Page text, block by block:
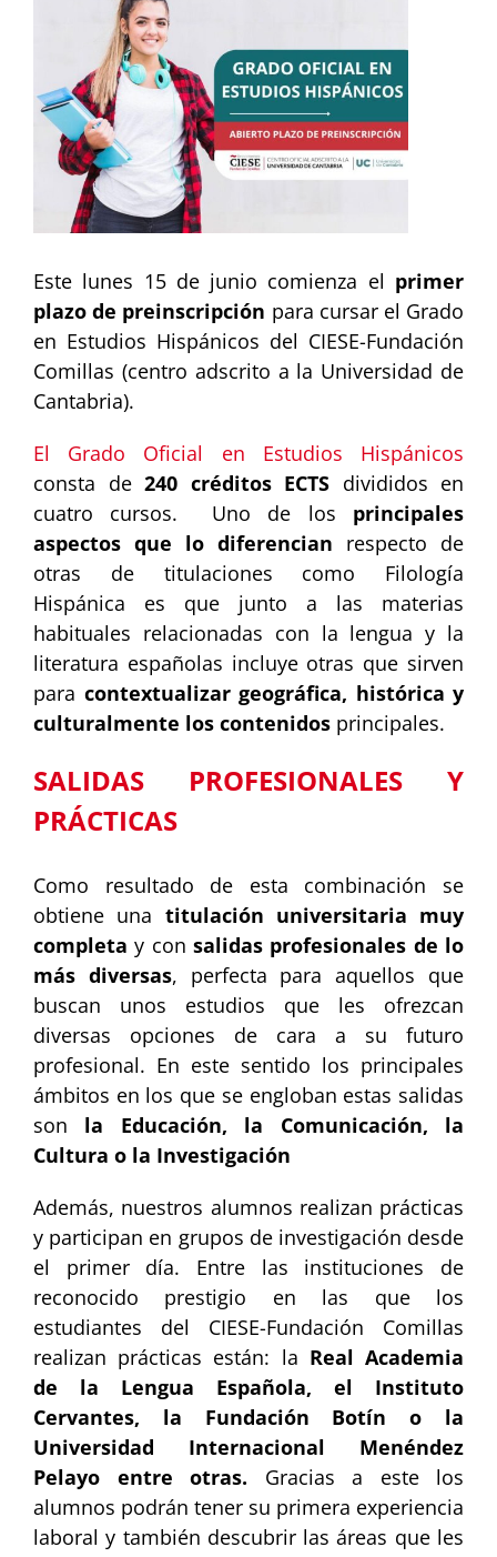
Este lunes 15 de junio comienza el primer
plazo de preinscripción para cursar el Grado
en Estudios Hispánicos del CIESE-Fundación
Comillas (centro adscrito a la Universidad de
Cantabria).
El Grado Oficial en Estudios Hispánicos
consta de 240 créditos ECTS divididos en
cuatro cursos. Uno de los principales
aspectos que lo diferencian respecto de
otras de titulaciones como Filología
Hispánica es que junto a las materias
habituales relacionadas con la lengua y la
literatura españolas incluye otras que sirven
para contextualizar geográfica, histórica y
culturalmente los contenidos principales.
SALIDAS PROFESIONALES Y
PRÁCTICAS
Como resultado de esta combinación se
obtiene una titulación universitaria muy
completa y con salidas profesionales de lo
más diversas, perfecta para aquellos que
buscan unos estudios que les ofrezcan
diversas opciones de cara a su futuro
profesional. En este sentido los principales
ámbitos en los que se engloban estas salidas
son la Educación, la Comunicación, la
Cultura o la Investigación
Además, nuestros alumnos realizan prácticas
y participan en grupos de investigación desde
el primer día. Entre las instituciones de
reconocido prestigio en las que los
estudiantes del CIESE-Fundación Comillas
realizan prácticas están: la Real Academia
de la Lengua Española, el Instituto
Cervantes, la Fundación Botín o la
Universidad Internacional Menéndez
Pelayo entre otras. Gracias a este los
alumnos podrán tener su primera experiencia
laboral y también descubrir las áreas que les